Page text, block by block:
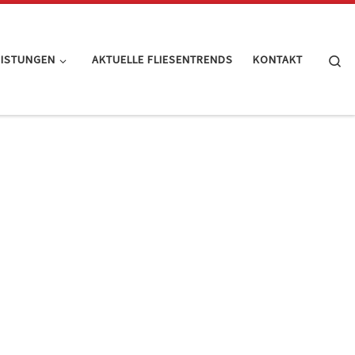
AKTUELLE FLIESENTRENDS KONTAKT